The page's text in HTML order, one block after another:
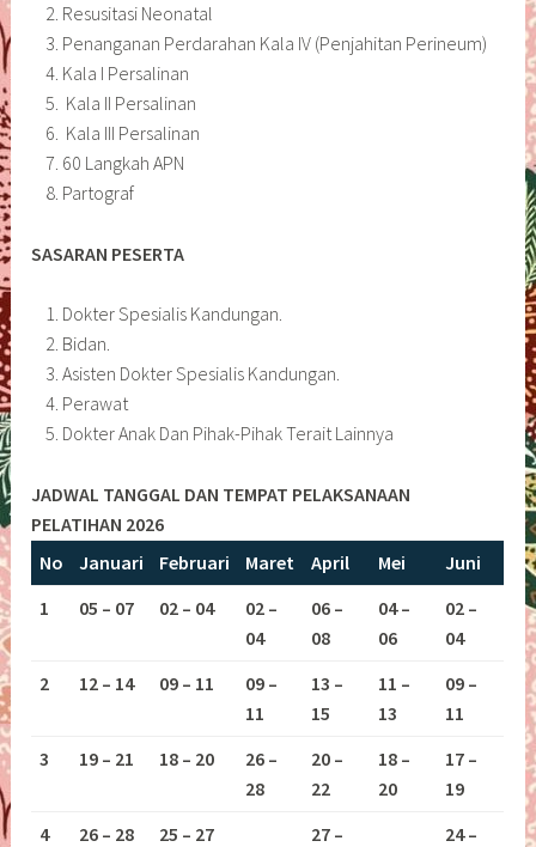
Resusitasi Neonatal
Penanganan Perdarahan Kala IV (Penjahitan Perineum)
Kala I Persalinan
Kala II Persalinan
Kala III Persalinan
60 Langkah APN
Partograf
SASARAN PESERTA
Dokter Spesialis Kandungan.
Bidan.
Asisten Dokter Spesialis Kandungan.
Perawat
Dokter Anak Dan Pihak-Pihak Terait Lainnya
JADWAL TANGGAL DAN TEMPAT PELAKSANAAN
PELATIHAN 2026
No
Januari Februari Maret April Mei
Juni
1
05 – 07 02 – 04
02 –
04
06 –
08
04 –
06
02 –
04
2
12 – 14 09 – 11
09 –
11
13 –
15
11 –
13
09 –
11
3
19 – 21 18 – 20
26 –
28
20 –
22
18 –
20
17 –
19
4
26 – 28 25 – 27
27 –
24 –